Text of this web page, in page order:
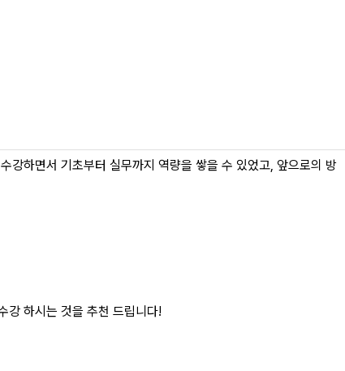
없이 여쭤보고 공부에만 집중하면 됩니다 . 모두 파이팅입니다 :)
하면서 기초부터 실무까지 역량을 쌓을 수 있었고, 앞으로의 방
강 하시는 것을 추천 드립니다!